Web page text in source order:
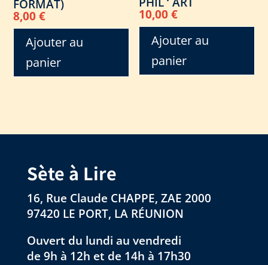
FORMAT)
8,00€
Ajouter au
panier
10,00€
Ajouter au
panier
Sète à Lire
16, Rue Claude CHAPPE, ZAE 2000
97420 LE PORT, LA RÉUNION
Ouvert du lundi au vendredi
de 9h à 12h et de 14h à 17h30